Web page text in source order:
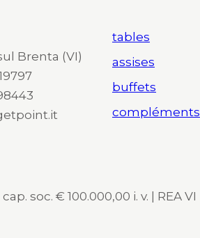
Brenta (VI)
tables
assises
buffets
compléments
soc. € 100.000,00 i. v. | REA VI